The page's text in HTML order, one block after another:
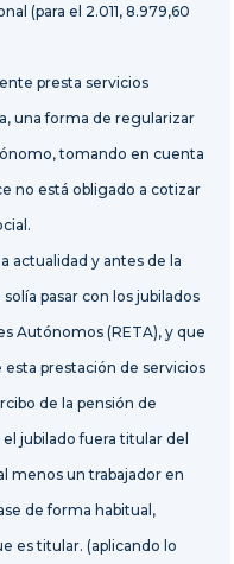
(para el 2.011, 8.979,60
presta servicios
una forma de regularizar
tomando en cuenta
no está obligado a cotizar
actualidad y antes de la
pasar con los jubilados
Autónomos (RETA), y que
prestación de servicios
de la pensión de
jubilado fuera titular del
menos un trabajador en
de forma habitual,
es titular. (aplicando lo